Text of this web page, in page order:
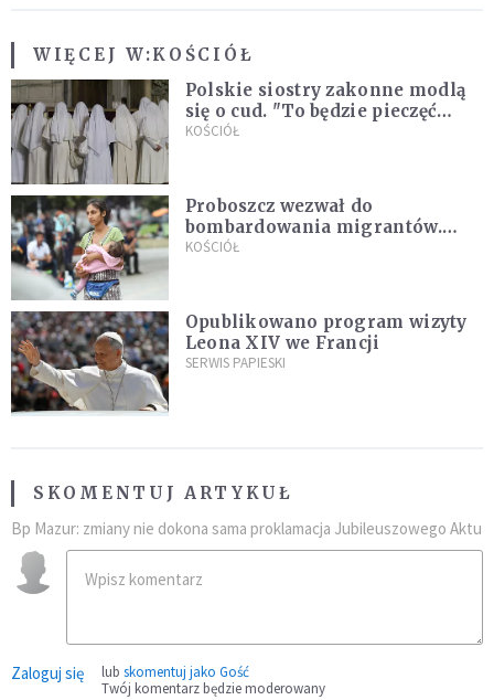
WIĘCEJ W:KOŚCIÓŁ
Polskie siostry zakonne modlą
się o cud. "To będzie pieczęć
Pana Boga dla naszej wiary"
KOŚCIÓŁ
Proboszcz wezwał do
bombardowania migrantów.
"Masowy ogień przeciwko
KOŚCIÓŁ
Opublikowano program wizyty
Leona XIV we Francji
SERWIS PAPIESKI
SKOMENTUJ ARTYKUŁ
Bp Mazur: zmiany nie dokona sama proklamacja Jubileuszowego Aktu
Zaloguj się lub skomentuj jako Gość
Twój komentarz będzie moderowany